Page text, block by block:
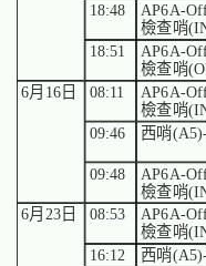
18:48
AP6A-
檢查哨
18:51
AP6A-
檢查哨
6月16日 08:11
AP6A-
檢查哨
09:46
西哨
09:48
AP6A-
檢查哨
6月23日
08:53
AP6A-
檢查哨
16:12 西哨